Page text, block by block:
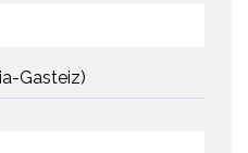
Gasteiz)